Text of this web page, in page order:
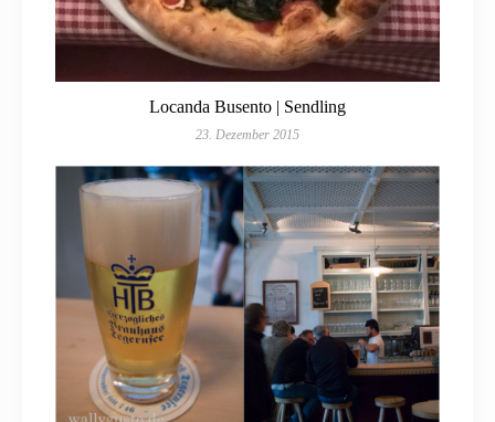
Locanda Busento | Sendling
23. Dezember 2015